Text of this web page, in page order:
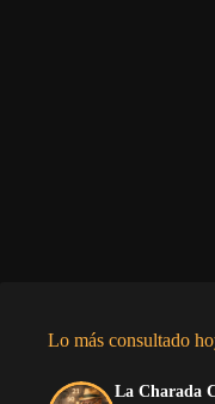
Lo más consultado
La Charada